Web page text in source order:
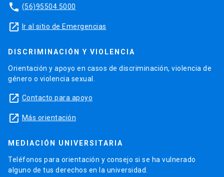
phone (56)95504 5000
launch Ir al sitio de Emergencias
DISCRIMINACIÓN Y VIOLENCIA
Orientación y apoyo en casos de discriminación, violencia de
género o violencia sexual.
launch Contacto para apoyo
launch Más orientación
MEDIACIÓN UNIVERSITARIA
Teléfonos para orientación y consejo si se ha vulnerado
alguno de tus derechos en la universidad.